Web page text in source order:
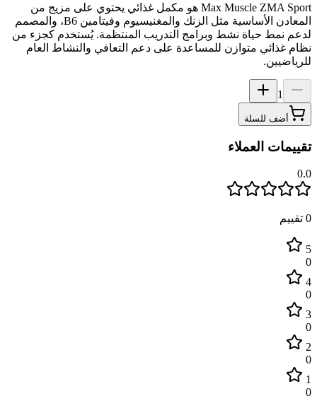
Max Muscle ZMA Sport هو مكمل غذائي يحتوي على مزيج من
المعادن الأساسية مثل الزنك والمغنيسيوم وفيتامين B6، والمصمم
لدعم نمط حياة نشط وبرامج التدريب المنتظمة. يُستخدم كجزء من
نظام غذائي متوازن للمساعدة على دعم التعافي والنشاط العام
للرياضيين.
1
أضف للسلة
تقييمات العملاء
0.0
0 تقييم
5
0
4
0
3
0
2
0
1
0